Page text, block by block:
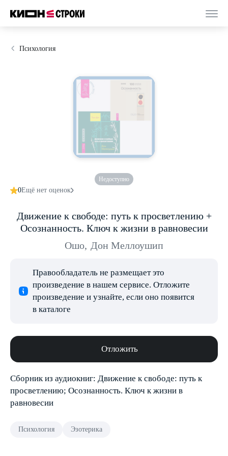
Психология
Недоступно
0Ещё нет оценок
Движение к свободе: путь к просветлению +
Осознанность. Ключ к жизни в равновесии
Ошо, Дон Меллоушип
Правообладатель не размещает это
произведение в нашем сервисе. Отложите
произведение и узнайте, если оно появится
в каталоге
Отложить
Сборник из аудиокниг: Движение к свободе: путь к
просветлению; Осознанность. Ключ к жизни в
равновесии
Психология Эзотерика